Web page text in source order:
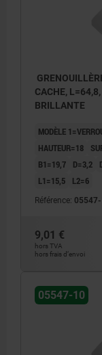
CACHE,
BRILLANTE
MODÈLE
HAUTEUR=18
B1=19,7
D=3,2
L1=15,5
L2=6
Référence:
9,01 €
hors TVA
hors frais d’envoi
05547-10